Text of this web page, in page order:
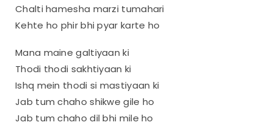
Chalti hamesha marzi tumahari
Kehte ho phir bhi pyar karte ho
Mana maine galtiyaan ki
Thodi thodi sakhtiyaan ki
Ishq mein thodi si mastiyaan ki
Jab tum chaho shikwe gile ho
Jab tum chaho dil bhi mile ho